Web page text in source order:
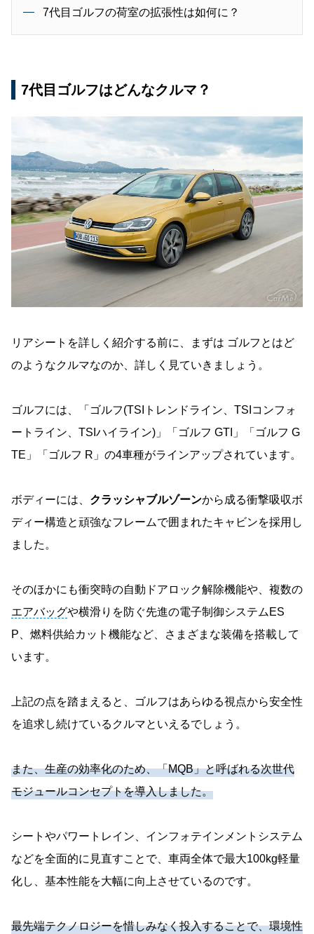
7代目ゴルフの荷室の拡張性は如何に？
7代目ゴルフはどんなクルマ？
リアシートを詳しく紹介する前に、まずは ゴルフとはど
のようなクルマなのか、詳しく見ていきましょう。
ゴルフには、「ゴルフ(TSIトレンドライン、TSIコンフォ
ートライン、TSIハイライン)」「ゴルフ GTI」「ゴルフ G
TE」「ゴルフ R」の4車種がラインアップされています。
ボディーには、 クラッシャブルゾーンから成る衝撃吸収ボ
ディー構造と頑強なフレームで囲まれたキャビンを採用し
ました。
そのほかにも衝突時の自動ドアロック解除機能や、複数の
エアバッグや横滑りを防ぐ先進の電子制御システムES
P、燃料供給カット機能など、さまざまな装備を搭載して
います。
上記の点を踏まえると、ゴルフはあらゆる視点から安全性
を追求し続けているクルマといえるでしょう。
また、生産の効率化のため、「MQB」と呼ばれる次世代
モジュールコンセプトを導入しました。
シートやパワートレイン、インフォテインメントシステム
などを全面的に見直すことで、車両全体で最大100kg軽量
化し、基本性能を大幅に向上させているのです。
最先端テクノロジーを惜しみなく投入することで、環境性